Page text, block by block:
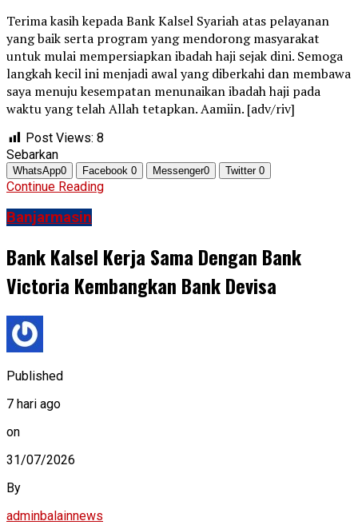
Terima kasih kepada Bank Kalsel Syariah atas pelayanan
yang baik serta program yang mendorong masyarakat
untuk mulai mempersiapkan ibadah haji sejak dini. Semoga
langkah kecil ini menjadi awal yang diberkahi dan membawa
saya menuju kesempatan menunaikan ibadah haji pada
waktu yang telah Allah tetapkan. Aamiin. [adv/riv]
Post Views: 8
Sebarkan
WhatsApp0 Facebook 0 Messenger0 Twitter 0
Continue Reading
Banjarmasin
Bank Kalsel Kerja Sama Dengan Bank
Victoria Kembangkan Bank Devisa
Published
7 hari ago
on
31/07/2026
By
adminbalainnews